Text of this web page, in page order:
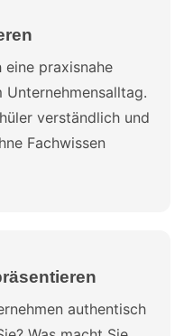
eine praxisnahe
Unternehmensalltag.
verständlich und
Fachwissen
authentisch